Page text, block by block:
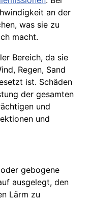
an der
was sie zu
macht.
Bereich, da sie
Regen, Sand
ist. Schäden
der gesamten
und
und
gebogene
ausgelegt, den
Lärm zu